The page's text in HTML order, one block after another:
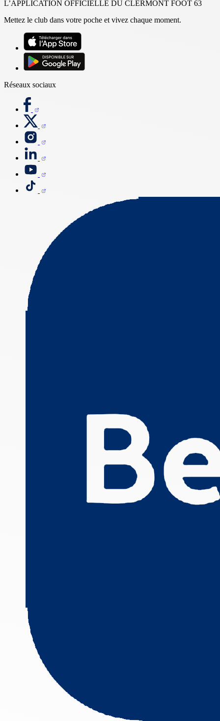
L’APPLICATION OFFICIELLE DU CLERMONT FOOT 63
Mettez le club dans votre poche et vivez chaque moment.
Réseaux sociaux